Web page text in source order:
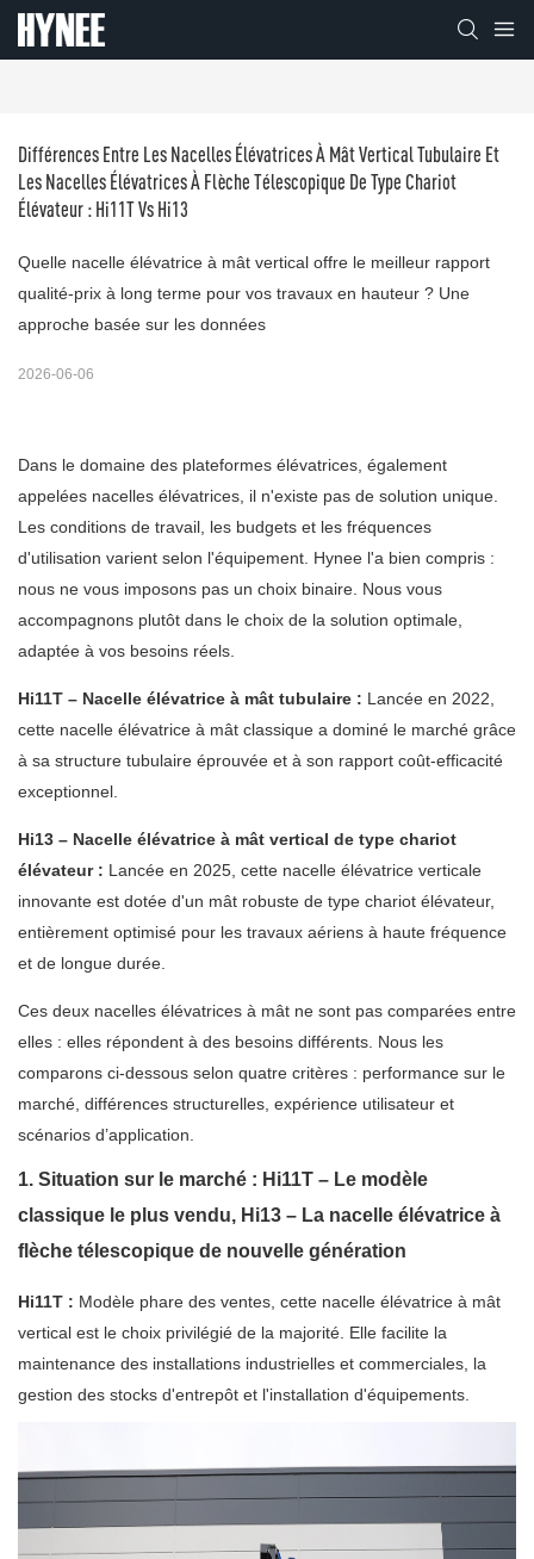
Différences Entre Les Nacelles Élévatrices À Mât Vertical Tubulaire Et
Les Nacelles Élévatrices À Flèche Télescopique De Type Chariot
Élévateur : Hi11T Vs Hi13
Quelle nacelle élévatrice à mât vertical offre le meilleur rapport
qualité-prix à long terme pour vos travaux en hauteur ? Une
approche basée sur les données
2026-06-06
Dans le domaine des plateformes élévatrices, également
appelées nacelles élévatrices, il n'existe pas de solution unique.
Les conditions de travail, les budgets et les fréquences
d'utilisation varient selon l'équipement. Hynee l'a bien compris :
nous ne vous imposons pas un choix binaire. Nous vous
accompagnons plutôt dans le choix de la solution optimale,
adaptée à vos besoins réels.
Hi11T – Nacelle élévatrice à mât tubulaire : Lancée en 2022,
cette nacelle élévatrice à mât classique a dominé le marché grâce
à sa structure tubulaire éprouvée et à son rapport coût-efficacité
exceptionnel.
Hi13 – Nacelle élévatrice à mât vertical de type chariot
élévateur : Lancée en 2025, cette nacelle élévatrice verticale
innovante est dotée d'un mât robuste de type chariot élévateur,
entièrement optimisé pour les travaux aériens à haute fréquence
et de longue durée.
Ces deux nacelles élévatrices à mât ne sont pas comparées entre
elles : elles répondent à des besoins différents. Nous les
comparons ci-dessous selon quatre critères : performance sur le
marché, différences structurelles, expérience utilisateur et
scénarios d’application.
1. Situation sur le marché : Hi11T – Le modèle
classique le plus vendu, Hi13 – La nacelle élévatrice à
flèche télescopique de nouvelle génération
Hi11T : Modèle phare des ventes, cette nacelle élévatrice à mât
vertical est le choix privilégié de la majorité. Elle facilite la
maintenance des installations industrielles et commerciales, la
gestion des stocks d'entrepôt et l'installation d'équipements.